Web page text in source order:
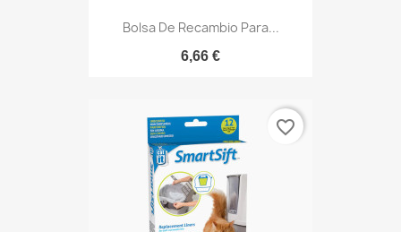
Bolsa De Recambio Para...
6,66 €
favorite_border